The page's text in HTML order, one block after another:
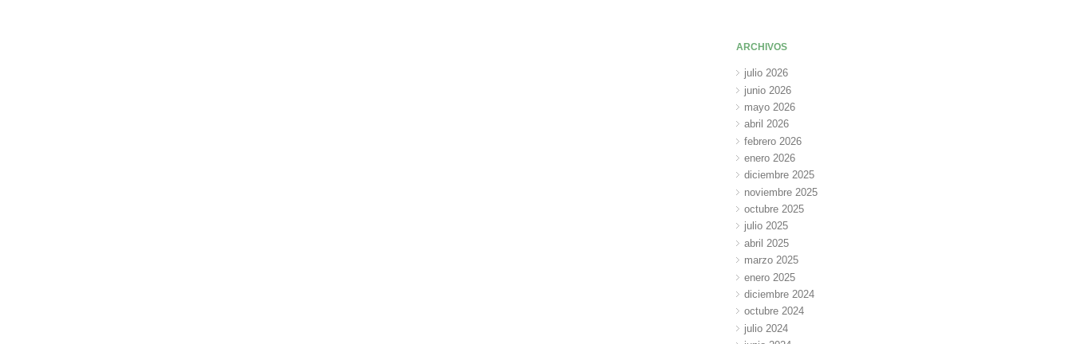
ARCHIVOS
julio 2026
junio 2026
mayo 2026
abril 2026
febrero 2026
enero 2026
diciembre 2025
noviembre 2025
octubre 2025
julio 2025
abril 2025
marzo 2025
enero 2025
diciembre 2024
octubre 2024
julio 2024